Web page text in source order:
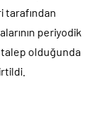
tarafından
periyodik
talep olduğunda